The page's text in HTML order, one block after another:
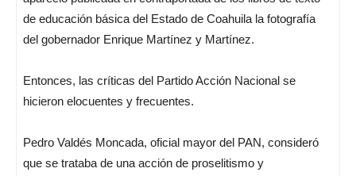
de educación básica del Estado de Coahuila la fotografía
del gobernador Enrique Martínez y Martínez.
Entonces, las críticas del Partido Acción Nacional se
hicieron elocuentes y frecuentes.
Pedro Valdés Moncada, oficial mayor del PAN, consideró
que se trataba de una acción de proselitismo y